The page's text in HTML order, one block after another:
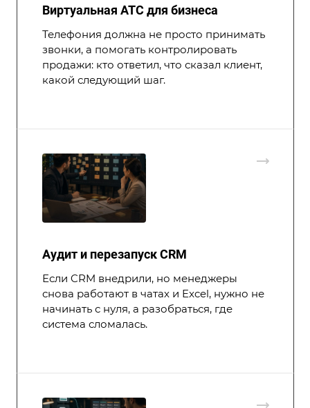
Виртуальная АТС для бизнеса
Телефония должна не просто принимать
звонки, а помогать контролировать
продажи: кто ответил, что сказал клиент,
какой следующий шаг.
Аудит и перезапуск CRM
Если CRM внедрили, но менеджеры
снова работают в чатах и Excel, нужно не
начинать с нуля, а разобраться, где
система сломалась.